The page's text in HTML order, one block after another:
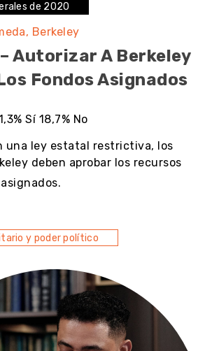
de 2020
Berkeley
Autorizar A Berkeley
Fondos Asignados
Sí 18,7% No
una ley estatal restrictiva, los
deben aprobar los recursos
y poder político